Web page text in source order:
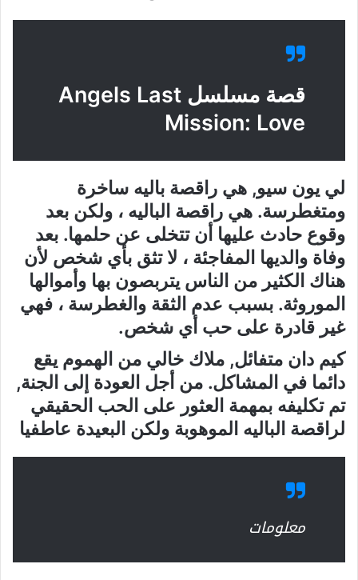
قصة مسلسل Angels Last
Mission: Love
لي يون سيو, هي راقصة باليه ساخرة
ومتغطرسة. هي راقصة الباليه ، ولكن بعد
وقوع حادث عليها أن تتخلى عن حلمها. بعد
وفاة والديها المفاجئة ، لا تثق بأي شخص لأن
هناك الكثير من الناس يتربصون بها وأموالها
الموروثة. بسبب عدم الثقة والغطرسة ، فهي
غير قادرة على حب أي شخص.
كيم دان متفائل, ملاك خالي من الهموم يقع
دائما في المشاكل. من أجل العودة إلى الجنة,
تم تكليفه بمهمة العثور على الحب الحقيقي
لراقصة الباليه الموهوبة ولكن البعيدة عاطفيا
معلومات